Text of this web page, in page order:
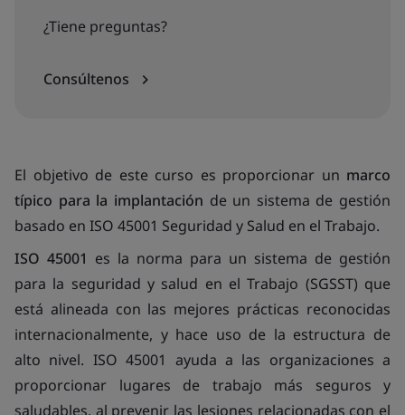
¿Tiene preguntas?
Consúltenos
El objetivo de este curso es proporcionar un marco
típico para la implantación de un sistema de gestión
basado en ISO 45001 Seguridad y Salud en el Trabajo.
ISO 45001 es la norma para un sistema de gestión
para la seguridad y salud en el Trabajo (SGSST) que
está alineada con las mejores prácticas reconocidas
internacionalmente, y hace uso de la estructura de
alto nivel. ISO 45001 ayuda a las organizaciones a
proporcionar lugares de trabajo más seguros y
saludables, al prevenir las lesiones relacionadas con el